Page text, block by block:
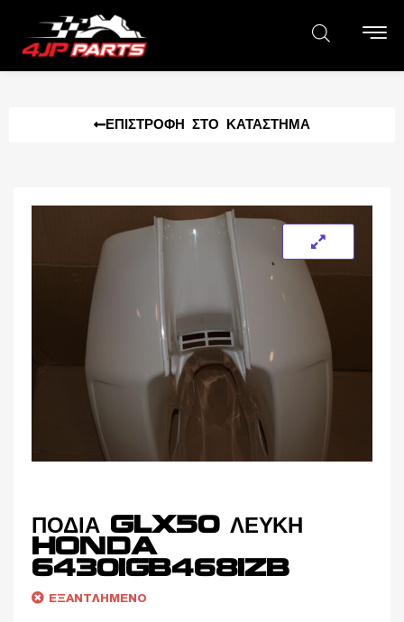
ΕΠΙΣΤΡΟΦΉ ΣΤΟ ΚΑΤΆΣΤΗΜΑ
ΠΟΔΙΑ GLX50 ΛΕΥΚΗ
HONDA
64301GB4681ZB
ΕΞΑΝΤΛΗΜΈΝΟ